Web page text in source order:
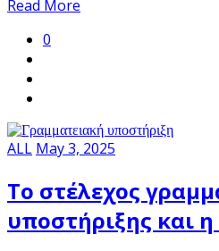
Share
Read More
0
ALL May 3, 2025
Το στέλεχος
υποστήριξης και